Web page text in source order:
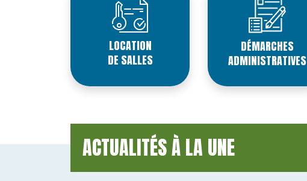
LOCATION
DE SALLES
DÉMARCHES
ADMINISTRATIVES
ACTUALITÉS À LA UNE